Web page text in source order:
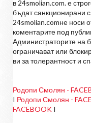
в 24smolian.com. е
бъдат санкционирани с
24smolian.comне носи
коментарите под
Администраторите на
ограничават или
ви за толерантност и
Родопи Смолян -
I Родопи Смолян -
FACEBOOK I